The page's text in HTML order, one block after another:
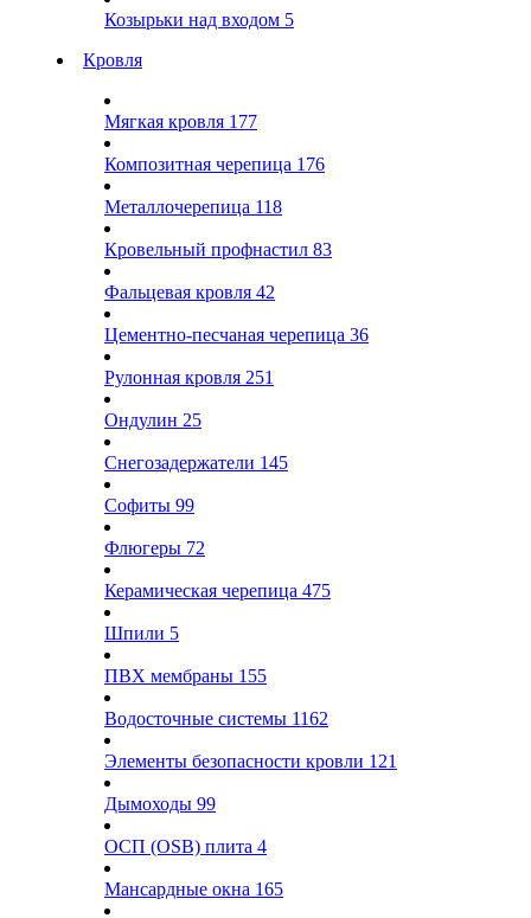
Козырьки над входом 5
Кровля
Мягкая кровля 177
Композитная черепица 176
Металлочерепица 118
Кровельный профнастил 83
Фальцевая кровля 42
Цементно-песчаная черепица 36
Рулонная кровля 251
Ондулин 25
Снегозадержатели 145
Софиты 99
Флюгеры 72
Керамическая черепица 475
Шпили 5
ПВХ мембраны 155
Водосточные системы 1162
Элементы безопасности кровли 121
Дымоходы 99
ОСП (OSB) плита 4
Мансардные окна 165